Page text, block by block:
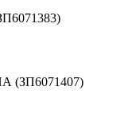
(ЗП6071407)